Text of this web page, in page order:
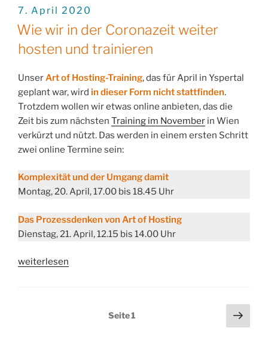
als
VERÖFFENTLICHT
7. April 2020
Wie wir in der Coronazeit weiter
hosten und trainieren
UnserArt of Hosting-Training, das für April in Yspertal
geplant war, wird in dieser Form nicht stattfinden.
Trotzdem wollen wir etwas online anbieten, das die
Zeit bis zum nächsten Training im November in Wien
verkürzt und nützt. Das werden in einem ersten Schritt
zwei online Termine sein:
Komplexität und der Umgang damit
Montag, 20. April, 17.00 bis 18.45 Uhr
Das Prozessdenken von Art of Hosting
Dienstag, 21. April, 12.15 bis 14.00 Uhr
„Wie
weiterlesen
Seitennummerierung
Seite1